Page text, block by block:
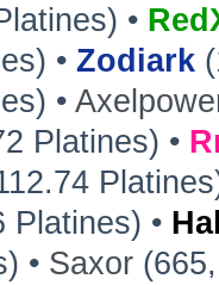
•
• Zodiark
•
Platines) •
Platines) •
• Saxor